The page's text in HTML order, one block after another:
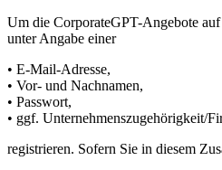
Um die CorporateGPT-Angebote
unter Angabe einer
• E-Mail-Adresse,
• Vor- und Nachnamen,
• Passwort,
• ggf. Unternehmenszugehörigkeit/
registrieren. Sofern Sie in diesem